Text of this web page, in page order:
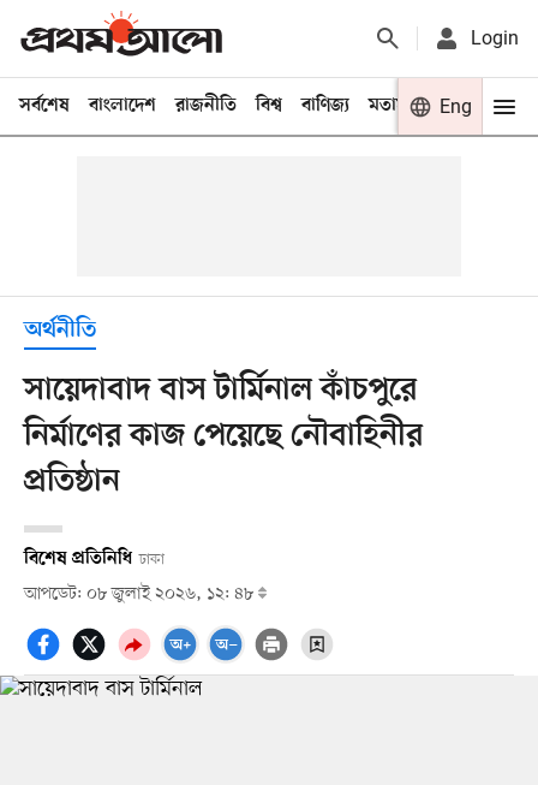
Login
সর্বশেষ বাংলাদেশ রাজনীতি বিশ্ব বাণিজ্য মতামত খেলা
Eng
অর্থনীতি
সায়েদাবাদ বাস টার্মিনাল কাঁচপুরে
নির্মাণের কাজ পেয়েছে নৌবাহিনীর
প্রতিষ্ঠান
বিশেষ প্রতিনিধি ঢাকা
আপডেট: ০৮ জুলাই ২০২৬, ১২: ৪৮